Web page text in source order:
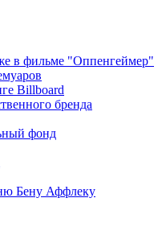
в фильме "Оппенгеймер"
Billboard
бренда
фонд
Бену Аффлеку